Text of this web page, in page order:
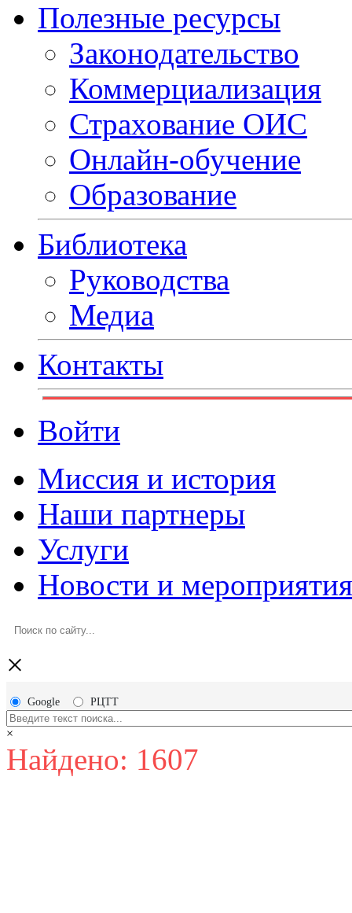
Полезные ресурсы
Законодательство
Коммерциализация
Страхование ОИС
Онлайн-обучение
Образование
Библиотека
Руководства
Медиа
Контакты
Войти
Миссия и история
Наши партнеры
Услуги
Новости и мероприятия
×
Google РЦТТ
×
Найдено: 1607